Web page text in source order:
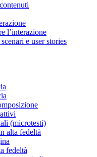
l’interazione
e user stories
(microtesti)
alta fedeltà
fedeltà